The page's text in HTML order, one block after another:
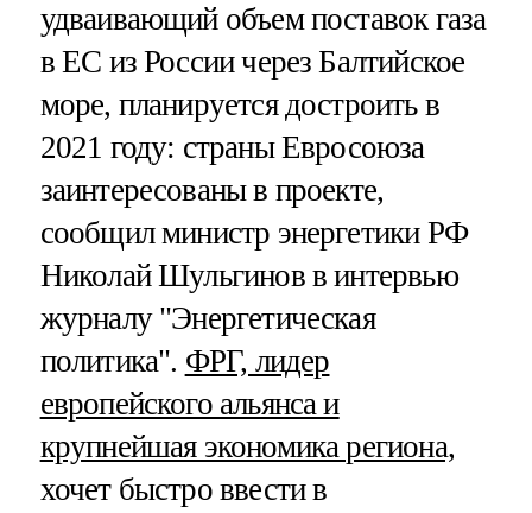
удваивающий объем поставок газа
в ЕС из России через Балтийское
море, планируется достроить в
2021 году: страны Евросоюза
заинтересованы в проекте,
сообщил министр энергетики РФ
Николай Шульгинов в интервью
журналу "Энергетическая
политика". ФРГ, лидер
европейского альянса и
крупнейшая экономика региона,
хочет быстро ввести в